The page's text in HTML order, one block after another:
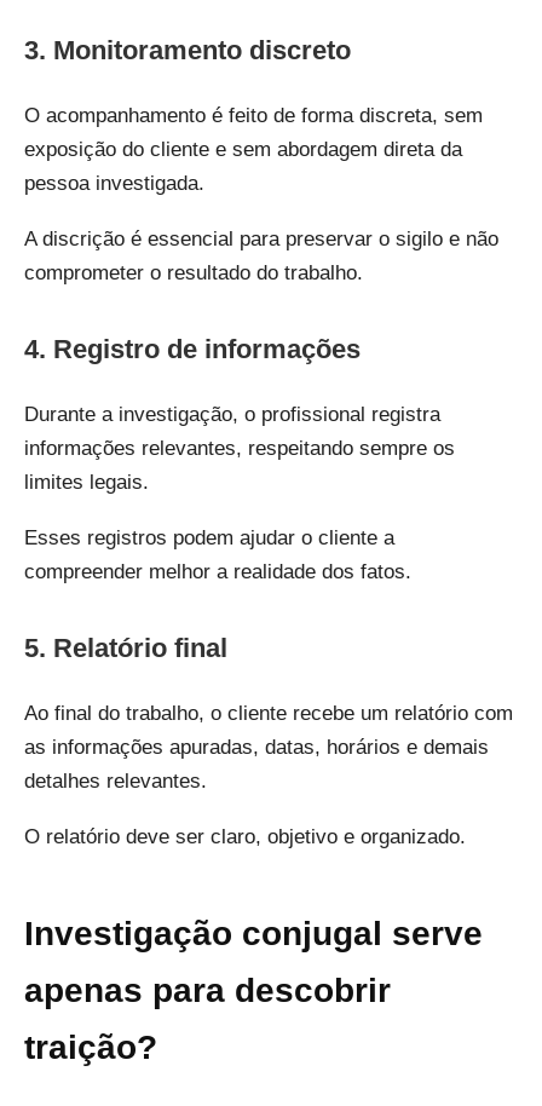
3. Monitoramento discreto
O acompanhamento é feito de forma discreta, sem
exposição do cliente e sem abordagem direta da
pessoa investigada.
A discrição é essencial para preservar o sigilo e não
comprometer o resultado do trabalho.
4. Registro de informações
Durante a investigação, o profissional registra
informações relevantes, respeitando sempre os
limites legais.
Esses registros podem ajudar o cliente a
compreender melhor a realidade dos fatos.
5. Relatório final
Ao final do trabalho, o cliente recebe um relatório com
as informações apuradas, datas, horários e demais
detalhes relevantes.
O relatório deve ser claro, objetivo e organizado.
Investigação conjugal serve
apenas para descobrir
traição?